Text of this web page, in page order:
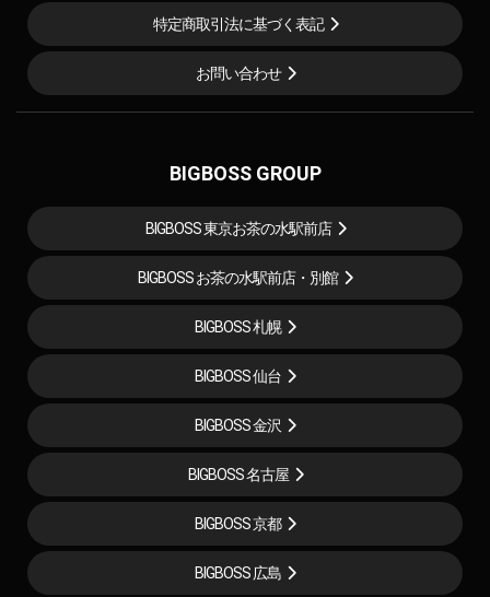
特定商取引法に基づく表記
お問い合わせ
BIGBOSS GROUP
BIGBOSS 東京お茶の水駅前店
BIGBOSS お茶の水駅前店・別館
BIGBOSS 札幌
BIGBOSS 仙台
BIGBOSS 金沢
BIGBOSS 名古屋
BIGBOSS 京都
BIGBOSS 広島